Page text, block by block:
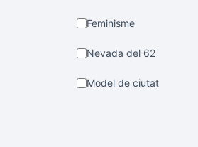
Feminisme
Nevada del 62
Model de ciutat